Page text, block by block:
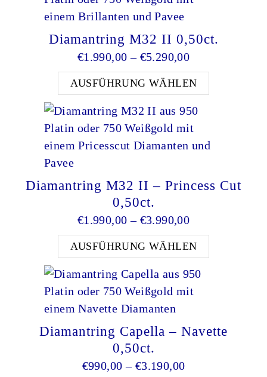
Diamantring M32 II 0,50ct.
€1.990,00 – €5.290,00Preisspanne:
AUSFÜHRUNG WÄHLEN
Diamantring M32 II – Princess Cut
0,50ct.
€1.990,00 – €3.990,00Preisspanne:
AUSFÜHRUNG WÄHLEN
Diamantring Capella – Navette
0,50ct.
€990,00 – €3.190,00Preisspanne: